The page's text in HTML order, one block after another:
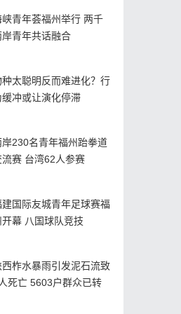
峡青年荟福州举行 两千
岸青年共话融合
种太聪明反而难进化？行
缓冲或让演化停滞
岸230名青年福州跆拳道
流赛 台湾62人参赛
建国际友城青年足球赛福
开幕 八国球队竞技
西柞水暴雨引发泥石流致
死亡 5603户群众已转